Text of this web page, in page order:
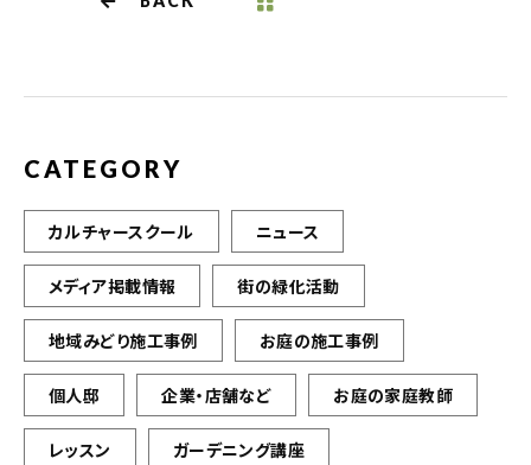
o
CATEGORY
カルチャースクール ニュース
メディア掲載情報 街の緑化活動
地域みどり施工事例 お庭の施工事例
個人邸 企業・店舗など お庭の家庭教師
レッスン ガーデニング講座